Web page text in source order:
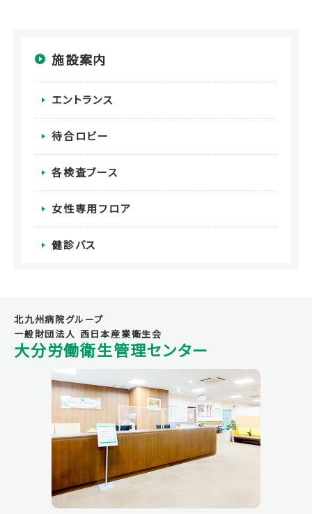
施設案内
エントランス
待合ロビー
各検査ブース
女性専用フロア
健診バス
北九州病院グループ
一般財団法人 西日本産業衛生会
大分労働衛生管理センター